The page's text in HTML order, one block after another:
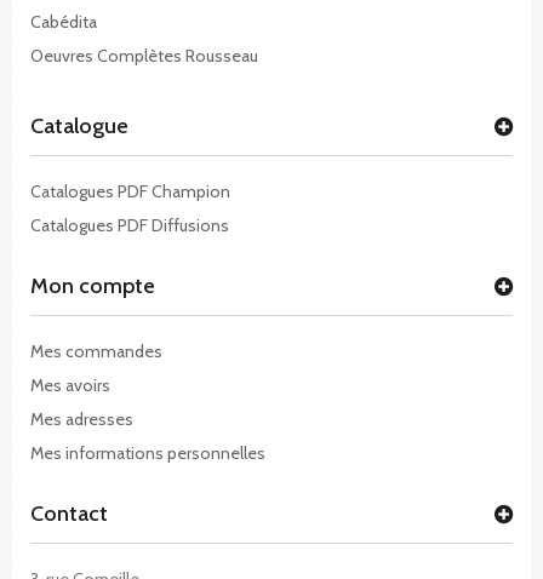
Cabédita
Oeuvres Complètes Rousseau
Catalogue
Catalogues PDF Champion
Catalogues PDF Diffusions
Mon compte
Mes commandes
Mes avoirs
Mes adresses
Mes informations personnelles
Contact